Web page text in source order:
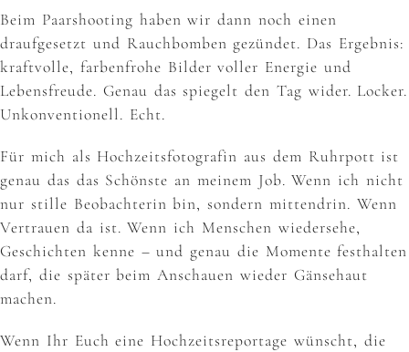
Beim Paarshooting haben wir dann noch einen
draufgesetzt und Rauchbomben gezündet. Das Ergebnis:
kraftvolle, farbenfrohe Bilder voller Energie und
Lebensfreude. Genau das spiegelt den Tag wider. Locker.
Unkonventionell. Echt.
Für mich als Hochzeitsfotografin aus dem Ruhrpott ist
genau das das Schönste an meinem Job. Wenn ich nicht
nur stille Beobachterin bin, sondern mittendrin. Wenn
Vertrauen da ist. Wenn ich Menschen wiedersehe,
Geschichten kenne – und genau die Momente festhalten
darf, die später beim Anschauen wieder Gänsehaut
machen.
Wenn Ihr Euch eine Hochzeitsreportage wünscht, die